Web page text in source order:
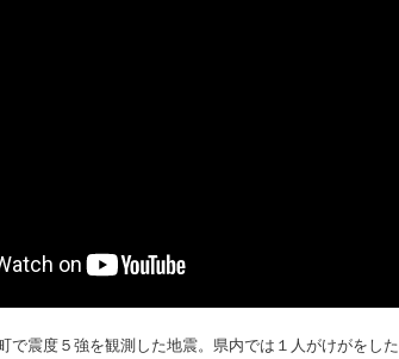
で震度５強を観測した地震。県内では１人がけがをし